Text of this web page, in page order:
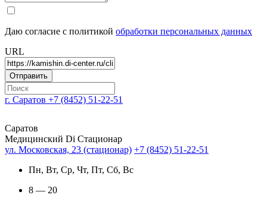
Даю согласие с политикой обработки персональных данных
URL
г. Саратов +7 (8452) 51-22-51
Саратов
Медицинский Di Стационар
ул. Московская, 23 (стационар) +7 (8452) 51-22-51
Пн, Вт, Ср, Чт, Пт, Сб, Вс
8 — 20